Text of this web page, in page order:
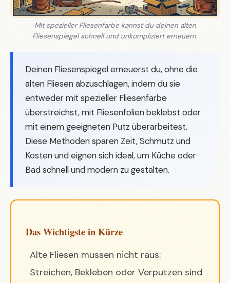
Mit spezieller Fliesenfarbe kannst du deinen alten
Fliesenspiegel schnell und unkompliziert erneuern.
Deinen Fliesenspiegel erneuerst du, ohne die
alten Fliesen abzuschlagen, indem du sie
entweder mit spezieller Fliesenfarbe
überstreichst, mit Fliesenfolien beklebst oder
mit einem geeigneten Putz überarbeitest.
Diese Methoden sparen Zeit, Schmutz und
Kosten und eignen sich ideal, um Küche oder
Bad schnell und modern zu gestalten.
Das Wichtigste in Kürze
Alte Fliesen müssen nicht raus:
Streichen, Bekleben oder Verputzen sind